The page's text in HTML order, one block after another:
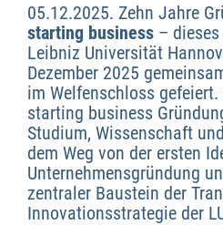
05.12.2025. Zehn Jahre
starting business –
Leibniz Universität
Dezember 2025
im Welfenschloss
starting business
Studium, Wissenschaft
dem Weg von der ersten
Unternehmensgründung
zentraler Baustein der
Innovationsstrategie der